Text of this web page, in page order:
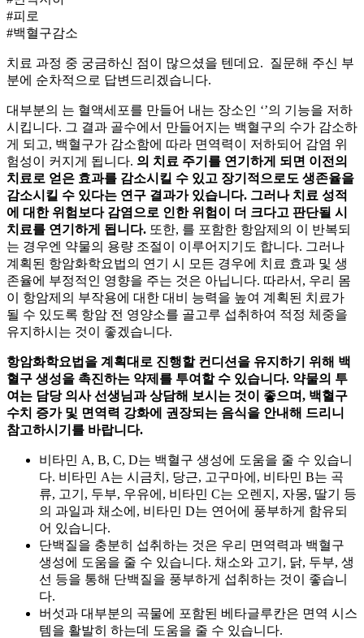
#피로
#백혈구감소
치료 과정 중 궁금하신 점이 많으셨을 텐데요. 질문해 주신 부
분에 순차적으로 답변드리겠습니다.
대부분의 는 혈액세포를 만들어 내는 장소인 ‘’의 기능을 저하
시킵니다. 그 결과 골수에서 만들어지는 백혈구의 수가 감소하
게 되고, 백혈구가 감소함에 따라 면역력이 저하되어 감염 위
험성이 커지게 됩니다. 의 치료 주기를 연기하게 되면 이전의
치료로 얻은 효과를 감소시킬 수 있고 장기적으로도 생존율을
감소시킬 수 있다는 연구 결과가 있습니다. 그러나 치료 성적
에 대한 위험보다 감염으로 인한 위험이 더 크다고 판단될 시
치료를 연기하게 됩니다. 또한, 를 포함한 항암제의 이 반복되
는 경우엔 약물의 용량 조절이 이루어지기도 합니다. 그러나
계획된 항암화학요법의 연기 시 모든 경우에 치료 효과 및 생
존율에 부정적인 영향을 주는 것은 아닙니다. 따라서, 우리 몸
이 항암제의 부작용에 대한 대비 능력을 높여 계획된 치료가
될 수 있도록 항암 전 영양소를 골고루 섭취하여 적정 체중을
유지하시는 것이 좋겠습니다.
항암화학요법을 계획대로 진행할 컨디션을 유지하기 위해 백
혈구 생성을 촉진하는 약제를 투여할 수 있습니다. 약물의 투
여는 담당 의사 선생님과 상담해 보시는 것이 좋으며, 백혈구
수치 증가 및 면역력 강화에 권장되는 음식을 안내해 드리니
참고하시기를 바랍니다.
비타민 A, B, C, D는 백혈구 생성에 도움을 줄 수 있습니
다. 비타민 A는 시금치, 당근, 고구마에, 비타민 B는 곡
류, 고기, 두부, 우유에, 비타민 C는 오렌지, 자몽, 딸기 등
의 과일과 채소에, 비타민 D는 연어에 풍부하게 함유되
어 있습니다.
단백질을 충분히 섭취하는 것은 우리 면역력과 백혈구
생성에 도움을 줄 수 있습니다. 채소와 고기, 닭, 두부, 생
선 등을 통해 단백질을 풍부하게 섭취하는 것이 좋습니
다.
버섯과 대부분의 곡물에 포함된 베타글루칸은 면역 시스
템을 활발히 하는데 도움을 줄 수 있습니다.